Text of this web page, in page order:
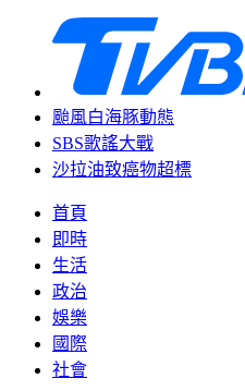
颱風白海豚動態
SBS歌謠大戰
沙拉油致癌物超標
首頁
即時
生活
政治
娛樂
國際
社會